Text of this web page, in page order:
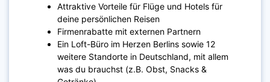
Attraktive Vorteile für Flüge und Hotels für
deine persönlichen Reisen
Firmenrabatte mit externen Partnern
Ein Loft-Büro im Herzen Berlins sowie 12
weitere Standorte in Deutschland, mit allem
was du brauchst (z.B. Obst, Snacks &